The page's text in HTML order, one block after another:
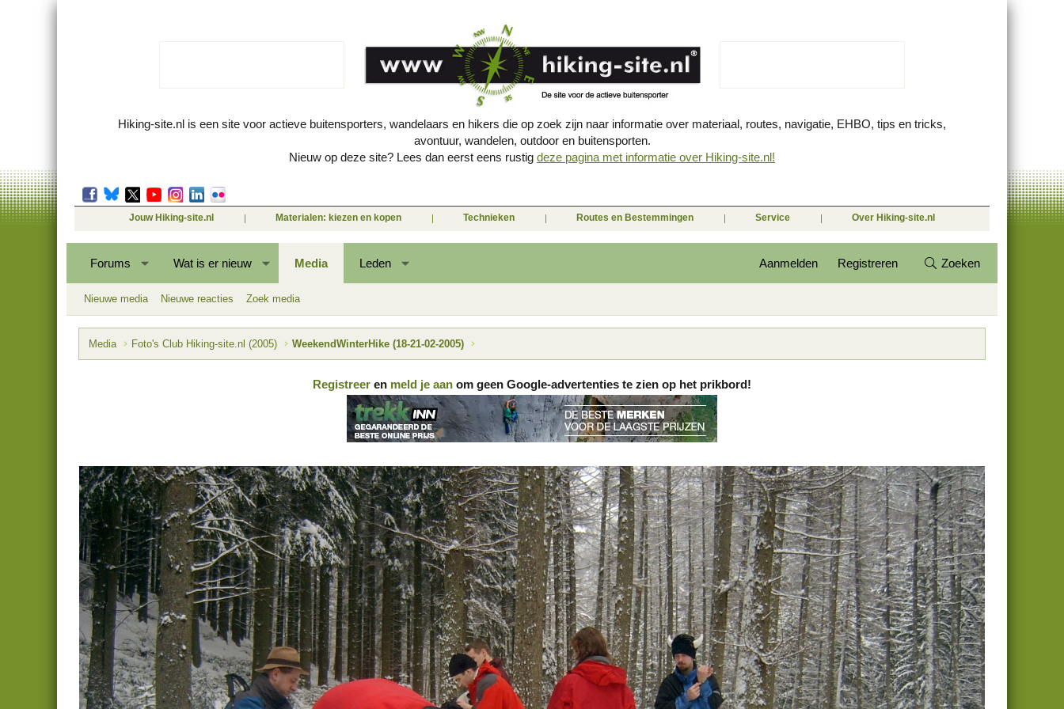
Hiking-site.nl is een site voor actieve buitensporters, wandelaars en hikers die op zoek zijn naar informatie over materiaal, routes, navigatie, EHBO, tips en tricks,
avontuur, wandelen, outdoor en buitensporten.
Nieuw op deze site? Lees dan eerst eens rustig deze pagina met informatie over Hiking-site.nl!
Jouw Hiking-site.nl Materialen: kiezen en kopen Technieken Routes en Bestemmingen Service Over Hiking-site.nl
Forums Wat is er nieuw Media Leden Aanmelden Registreren Zoeken
Nieuwe media Nieuwe reacties Zoek media
Media Foto's Club Hiking-site.nl (2005) WeekendWinterHike (18-21-02-2005)
Registreer en meld je aan om geen Google-advertenties te zien op het prikbord!